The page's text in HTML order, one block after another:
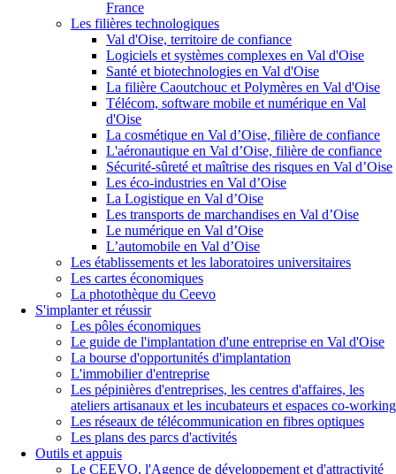
France
Les filières technologiques
Val d'Oise, territoire de confiance
Logiciels et systèmes complexes en Val d'Oise
Santé et biotechnologies en Val d'Oise
La filière Caoutchouc et Polymères en Val d'Oise
Télécom, software mobile et numérique en Val
d'Oise
La cosmétique en Val d’Oise, filière de confiance
L'aéronautique en Val d’Oise, filière de confiance
Sécurité-sûreté et maîtrise des risques en Val d’Oise
Les éco-industries en Val d’Oise
La Logistique en Val d’Oise
Les transports de marchandises en Val d’Oise
Le numérique en Val d’Oise
L’automobile en Val d’Oise
Les établissements et les laboratoires universitaires
Les cartes économiques
La photothèque du Ceevo
S'implanter et réussir
Les pôles économiques
Le guide de l'implantation d'une entreprise en Val d'Oise
La bourse d'opportunités d'implantation
L'immobilier d'entreprise
Les pépinières d'entreprises, les centres d'affaires, les
ateliers artisanaux et les incubateurs et espaces co-working
Les réseaux de télécommunication en fibres optiques
Les plans des parcs d'activités
Outils et appuis
Le CEEVO, l'Agence de développement et d'attractivité